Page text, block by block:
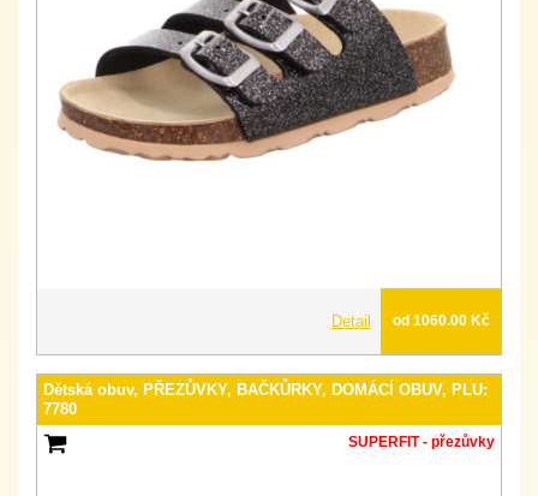
Detail od 1060.00 Kč
Dětská obuv, PŘEZŮVKY, BAČKŮRKY, DOMÁCÍ OBUV, PLU:
7780
SUPERFIT - přezůvky